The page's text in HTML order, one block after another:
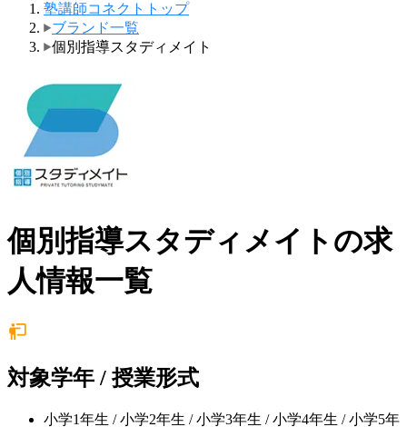
塾講師コネクトトップ
ブランド一覧
個別指導スタディメイト
個別指導スタディメイトの求
人情報一覧
対象学年 / 授業形式
小学1年生 / 小学2年生 / 小学3年生 / 小学4年生 / 小学5年